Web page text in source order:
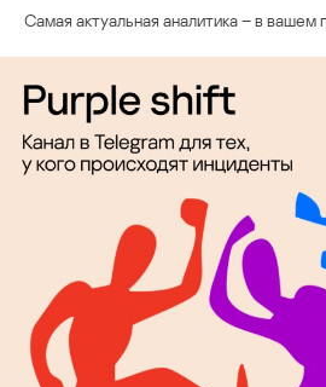
Самая актуальная аналитика – в вашем